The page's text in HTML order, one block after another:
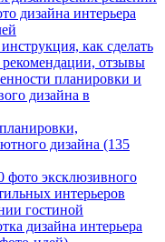
дизайна интерьера
как сделать
отзывы
планировки и
дизайна в
дизайна (135
фото эксклюзивного
интерьеров
гостиной
дизайна интерьера